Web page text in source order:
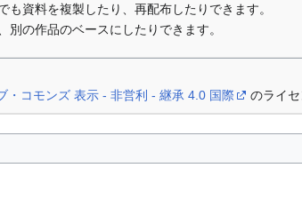
資料を複製したり、再配布したりできます。
の作品のベースにしたりできます。
・コモンズ 表示 - 非営利 - 継承 4.0 国際 のライ